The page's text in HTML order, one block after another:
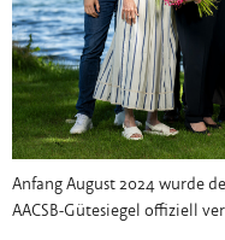
Anfang August 2024 wurde
AACSB-Gütesiegel offiziell